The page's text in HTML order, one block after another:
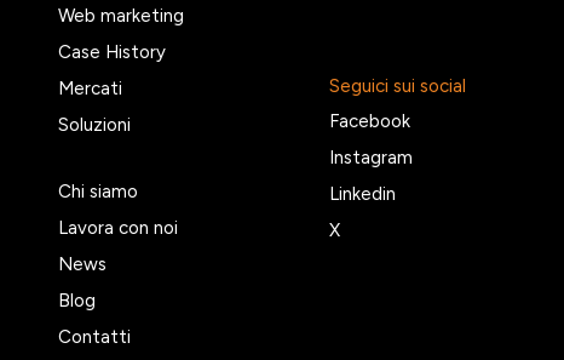
Web marketing
Case History
Mercati
Soluzioni
Chi siamo
Lavora con noi
News
Blog
Contatti
Seguici sui social
Facebook
Instagram
Linkedin
X